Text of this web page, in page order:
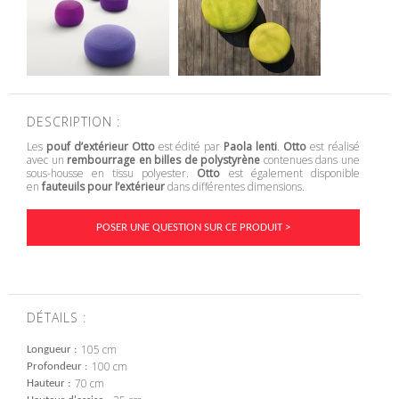
DESCRIPTION :
Les pouf d’extérieur Ottoest édité par Paola lenti. Otto est réalisé
avec un rembourrage en billes de polystyrène contenues dans une
sous-housse en tissu polyester. Otto est également disponible
enfauteuils pour l’extérieurdans différentes dimensions.
POSER UNE QUESTION SUR CE PRODUIT >
DÉTAILS :
Longueur 105 cm
Profondeur 100 cm
Hauteur 70 cm